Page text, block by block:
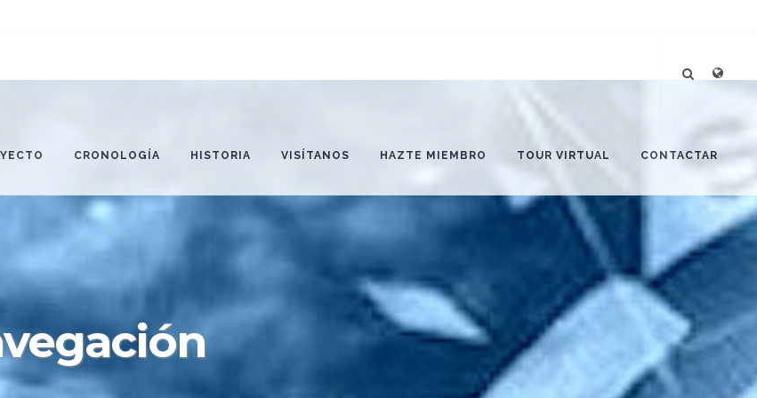
CRONOLOGÍA HISTORIA VISÍTANOS HAZTE MIEMBRO TOUR VIRTUAL CONTACTAR